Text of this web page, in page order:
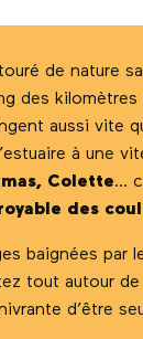
de nature
des
aussi vite
à une
Colette…
des
baignées par
tout autour
d’être